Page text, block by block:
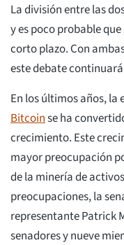
La división entre las
y es poco probable
corto plazo. Con
este debate
En los últimos años,
Bitcoinse ha
crecimiento. Este
mayor preocupación
de la minería de
preocupaciones, la
representante Patrick
senadores y nueve